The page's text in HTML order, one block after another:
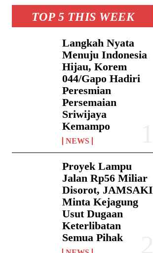
TOP 5 THIS WEEK
Langkah Nyata
Menuju Indonesia
Hijau, Korem
044/Gapo Hadiri
Peresmian
Persemaian
Sriwijaya
Kemampo
NEWS
Proyek Lampu
Jalan Rp56 Miliar
Disorot, JAMSAKI
Minta Kejagung
Usut Dugaan
Keterlibatan
Semua Pihak